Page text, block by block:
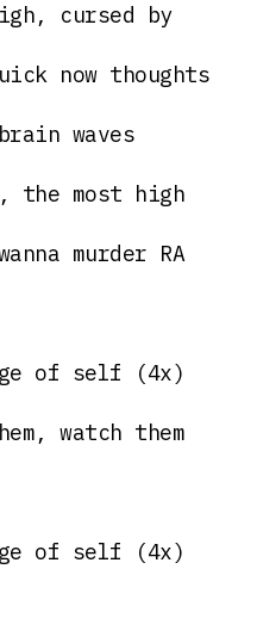
cursed by
now thoughts
waves
the most high
murder RA
of self (4x)
watch them
of self (4x)